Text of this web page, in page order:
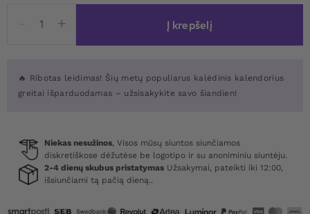
kiekis:
Advent
Calendar
Į krepšelį
🔥 Ribotas leidimas! Šių metų populiarus kalėdinis kalendorius
greitai išparduodamas – užsisakykite savo šiandien!
Niekas nesužinos, Visos mūsų siuntos siunčiamos
diskretiškose dėžutėse be logotipo ir su anoniminiu siuntėju.
2-4 dienų skubus pristatymas Užsakymai, pateikti iki 12:00,
išsiunčiami tą pačią dieną..